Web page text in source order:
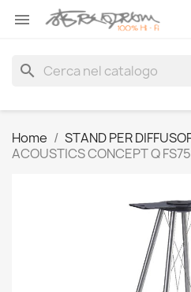

search
Home STAND PER
ACOUSTICS CONCEPT Q